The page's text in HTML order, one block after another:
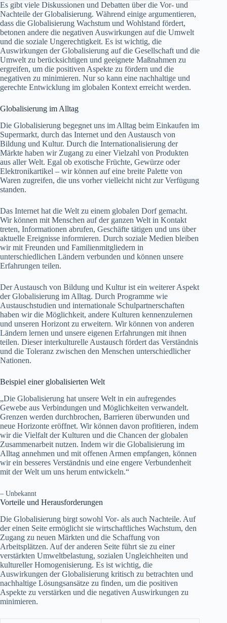
Es gibt viele Diskussionen und Debatten über die Vor- und
Nachteile der Globalisierung. Während einige argumentieren,
dass die Globalisierung Wachstum und Wohlstand fördert,
betonen andere die negativen Auswirkungen auf die Umwelt
und die soziale Ungerechtigkeit. Es ist wichtig, die
Auswirkungen der Globalisierung auf die Gesellschaft und die
Umwelt zu berücksichtigen und geeignete Maßnahmen zu
ergreifen, um die positiven Aspekte zu fördern und die
negativen zu minimieren. Nur so kann eine nachhaltige und
gerechte Entwicklung im globalen Kontext erreicht werden.
Globalisierung im Alltag
Die Globalisierung begegnet uns im Alltag beim Einkaufen im
Supermarkt, durch das Internet und den Austausch von
Bildung und Kultur. Durch die Internationalisierung der
Märkte haben wir Zugang zu einer Vielzahl von Produkten
aus aller Welt. Egal ob exotische Früchte, Gewürze oder
Elektronikartikel – wir können auf eine breite Palette von
Waren zugreifen, die uns vorher vielleicht nicht zur Verfügung
standen.
Das Internet hat die Welt zu einem globalen Dorf gemacht.
Wir können mit Menschen auf der ganzen Welt in Kontakt
treten, Informationen abrufen, Geschäfte tätigen und uns über
aktuelle Ereignisse informieren. Durch soziale Medien bleiben
wir mit Freunden und Familienmitgliedern in
unterschiedlichen Ländern verbunden und können unsere
Erfahrungen teilen.
Der Austausch von Bildung und Kultur ist ein weiterer Aspekt
der Globalisierung im Alltag. Durch Programme wie
Austauschstudien und internationale Schulpartnerschaften
haben wir die Möglichkeit, andere Kulturen kennenzulernen
und unseren Horizont zu erweitern. Wir können von anderen
Ländern lernen und unsere eigenen Erfahrungen mit ihnen
teilen. Dieser interkulturelle Austausch fördert das Verständnis
und die Toleranz zwischen den Menschen unterschiedlicher
Nationen.
Beispiel einer globalisierten Welt
„Die Globalisierung hat unsere Welt in ein aufregendes
Gewebe aus Verbindungen und Möglichkeiten verwandelt.
Grenzen werden durchbrochen, Barrieren überwunden und
neue Horizonte eröffnet. Wir können davon profitieren, indem
wir die Vielfalt der Kulturen und die Chancen der globalen
Zusammenarbeit nutzen. Indem wir die Globalisierung im
Alltag annehmen und mit offenen Armen empfangen, können
wir ein besseres Verständnis und eine engere Verbundenheit
mit der Welt um uns herum entwickeln.“
– Unbekannt
Vorteile und Herausforderungen
Die Globalisierung birgt sowohl Vor- als auch Nachteile. Auf
der einen Seite ermöglicht sie wirtschaftliches Wachstum, den
Zugang zu neuen Märkten und die Schaffung von
Arbeitsplätzen. Auf der anderen Seite führt sie zu einer
verstärkten Umweltbelastung, sozialen Ungleichheiten und
kultureller Homogenisierung. Es ist wichtig, die
Auswirkungen der Globalisierung kritisch zu betrachten und
nachhaltige Lösungsansätze zu finden, um die positiven
Aspekte zu verstärken und die negativen Auswirkungen zu
minimieren.